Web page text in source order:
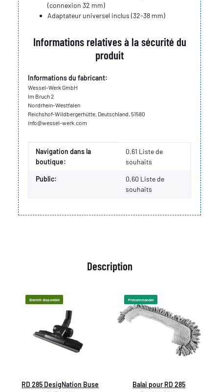
(connexion 32 mm)
Adaptateur universel inclus (32-38 mm)
Informations relatives à la sécurité du
produit
Informations du fabricant:
Wessel-Werk GmbH
Im Bruch 2
Nordrhein-Westfalen
Reichshof-Wildbergerhütte, Deutschland, 51580
info@wessel-werk.com
Valeur
Fabricant
Navigation dans la
boutique:
0,61 Liste de
souhaits
Public: 0,60 Liste de
souhaits
Description
Bientôt disponible
RD 285 DesigNation Buse
Précommander
Balai pour RD 285